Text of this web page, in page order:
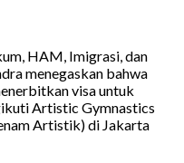
HAM, Imigrasi, dan
menegaskan bahwa
visa untuk
Artistic Gymnastics
Artistik) di Jakarta